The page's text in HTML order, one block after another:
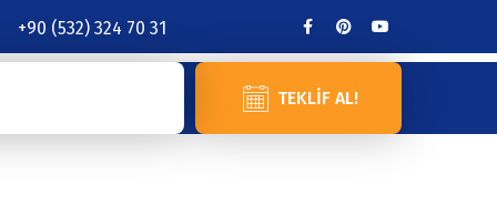
+90 (532) 324 70 31
TEKLIF AL!